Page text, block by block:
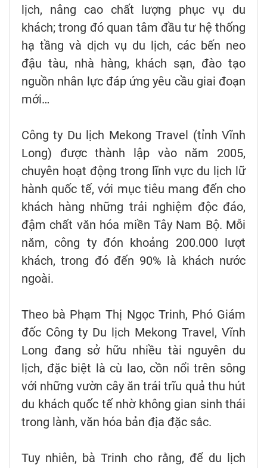
lịch, nâng cao chất lượng phục vụ du
khách; trong đó quan tâm đầu tư hệ thống
hạ tầng và dịch vụ du lịch, các bến neo
đậu tàu, nhà hàng, khách sạn, đào tạo
nguồn nhân lực đáp ứng yêu cầu giai đoạn
mới…
Công ty Du lịch Mekong Travel (tỉnh Vĩnh
Long) được thành lập vào năm 2005,
chuyên hoạt động trong lĩnh vực du lịch lữ
hành quốc tế, với mục tiêu mang đến cho
khách hàng những trải nghiệm độc đáo,
đậm chất văn hóa miền Tây Nam Bộ. Mỗi
năm, công ty đón khoảng 200.000 lượt
khách, trong đó đến 90% là khách nước
ngoài.
Theo bà Phạm Thị Ngọc Trinh, Phó Giám
đốc Công ty Du lịch Mekong Travel, Vĩnh
Long đang sở hữu nhiều tài nguyên du
lịch, đặc biệt là cù lao, cồn nổi trên sông
với những vườn cây ăn trái trĩu quả thu hút
du khách quốc tế nhờ không gian sinh thái
trong lành, văn hóa bản địa đặc sắc.
Tuy nhiên, bà Trinh cho rằng, để du lịch